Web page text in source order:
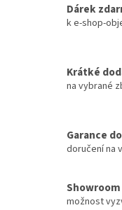
Dárek
k e-shop-
Krátké
na vybrané
Garance
doručení na
Showroom
možnost